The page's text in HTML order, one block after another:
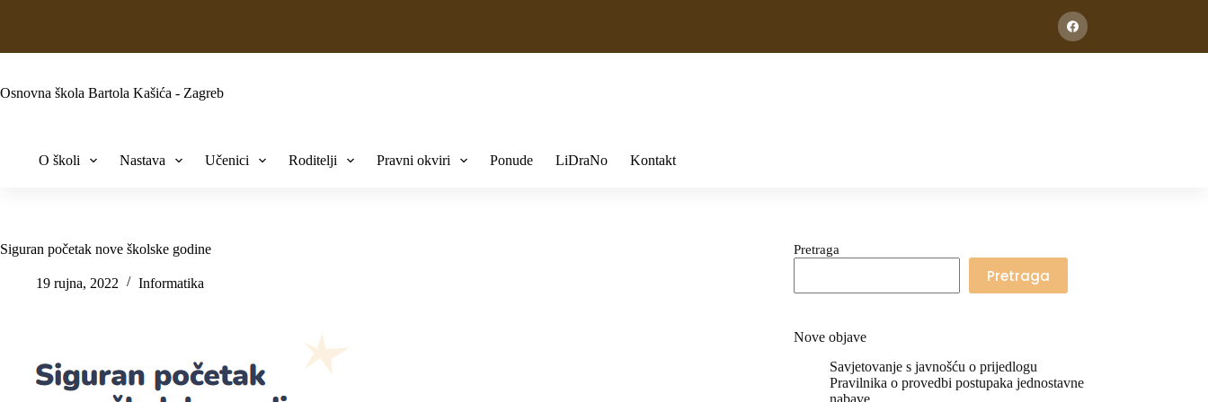
Osnovna škola Bartola Kašića - Zagreb
O školi Nastava Učenici Roditelji Pravni okviri Ponude LiDraNo Kontakt
Siguran početak nove školske godine
19 rujna, 2022 Informatika
Pretraga
Pretraga
Nove objave
Savjetovanje s javnošću o prijedlogu
Pravilnika o provedbi postupaka jednostavne
nabave